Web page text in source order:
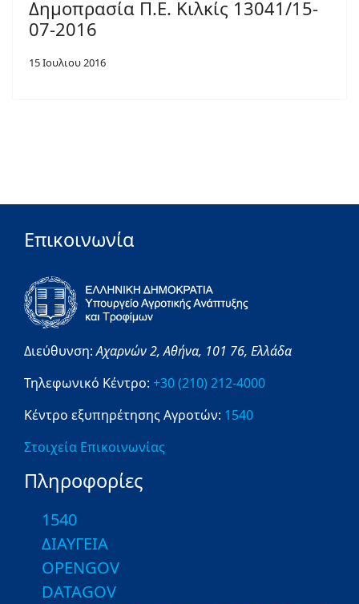
Δημοπρασία Π.Ε. Κιλκίς 13041/15-
07-2016
15 Ιουλιου 2016
Επικοινωνία
Διεύθυνση:Αχαρνών 2,Αθήνα, 101 76, Ελλάδα
Τηλεφωνικό Κέντρο: +30 (210) 212-4000
Κέντρο εξυπηρέτησης Αγροτών: 1540
Στοιχεία Επικοινωνίας
Πληροφορίες
1540
ΔΙΑΥΓΕΙΑ
OPENGOV
DATAGOV